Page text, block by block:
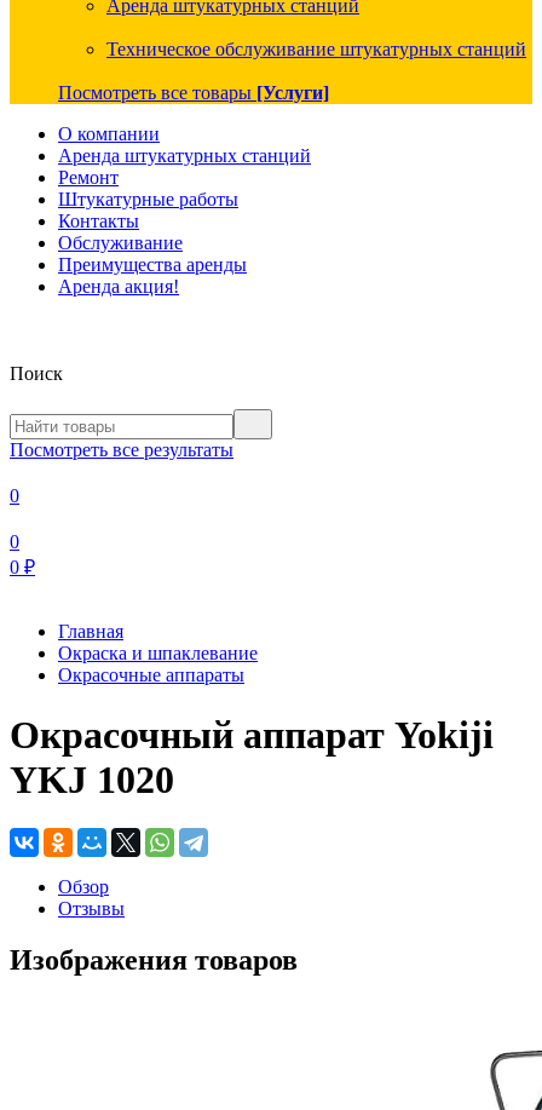
Аренда штукатурных станций
Техническое обслуживание штукатурных станций
Посмотреть все товары [Услуги]
О компании
Аренда штукатурных станций
Ремонт
Штукатурные работы
Контакты
Обслуживание
Преимущества аренды
Аренда акция!
Поиск
Посмотреть все результаты
0
0
0 ₽
Главная
Окраска и шпаклевание
Окрасочные аппараты
Окрасочный аппарат Yokiji
YKJ 1020
Обзор
Отзывы
Изображения товаров